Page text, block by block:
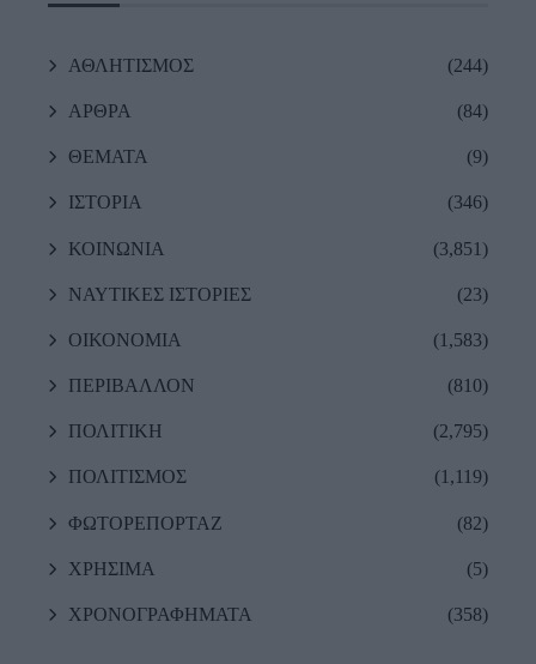
ΑΘΛΗΤΙΣΜΟΣ (244)
ΑΡΘΡΑ (84)
ΘΕΜΑΤΑ (9)
ΙΣΤΟΡΙΑ (346)
ΚΟΙΝΩΝΙΑ (3,851)
ΝΑΥΤΙΚΕΣ ΙΣΤΟΡΙΕΣ (23)
ΟΙΚΟΝΟΜΙΑ (1,583)
ΠΕΡΙΒΑΛΛΟΝ (810)
ΠΟΛΙΤΙΚΗ (2,795)
ΠΟΛΙΤΙΣΜΟΣ (1,119)
ΦΩΤΟΡΕΠΟΡΤΑΖ (82)
ΧΡΗΣΙΜΑ (5)
ΧΡΟΝΟΓΡΑΦΗΜΑΤΑ (358)